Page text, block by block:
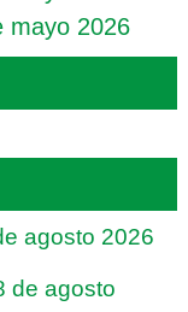
mayo 2026
agosto 2026
de agosto